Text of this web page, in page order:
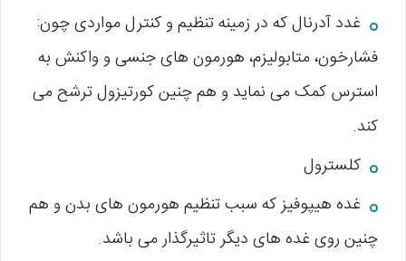
غدد آدرنال که در زمینه تنظیم و کنترل مواردی چون:
فشارخون، متابولیزم، هورمون های جنسی و واکنش به
استرس کمک می نماید و هم چنین کورتیزول ترشح می
کند.
کلسترول
غده هیپوفیز که سبب تنظیم هورمون های بدن و هم
چنین روی غده های دیگر تاثیرگذار می باشد.